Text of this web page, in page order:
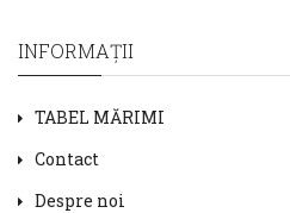
INFORMAŢII
TABEL MĂRIMI
Contact
Despre noi